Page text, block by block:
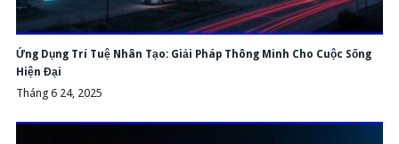
Ứng Dụng Trí Tuệ Nhân Tạo: Giải Pháp Thông Minh Cho Cuộc Sống
Hiện Đại
Tháng 6 24, 2025